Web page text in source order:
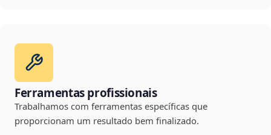
Ferramentas profissionais
Trabalhamos com ferramentas específicas que
proporcionam um resultado bem finalizado.